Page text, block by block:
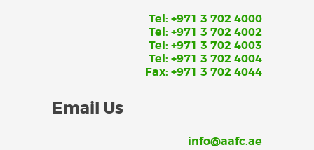
Tel: +971 3 702 4000
Tel: +971 3 702 4002
Tel: +971 3 702 4003
Tel: +971 3 702 4004
Fax: +971 3 702 4044
Email Us
info@aafc.ae